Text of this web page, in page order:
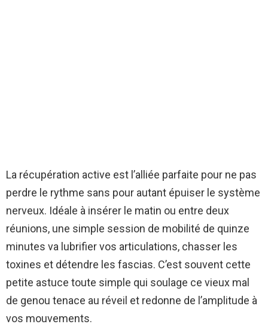
La récupération active est l’alliée parfaite pour ne pas
perdre le rythme sans pour autant épuiser le système
nerveux. Idéale à insérer le matin ou entre deux
réunions, une simple session de mobilité de quinze
minutes va lubrifier vos articulations, chasser les
toxines et détendre les fascias. C’est souvent cette
petite astuce toute simple qui soulage ce vieux mal
de genou tenace au réveil et redonne de l’amplitude à
vos mouvements.